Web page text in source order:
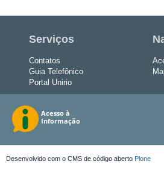
Serviços
Contatos
Guia Telefônico
Portal Unirio
Desenvolvido com o CMS de código aberto Plone